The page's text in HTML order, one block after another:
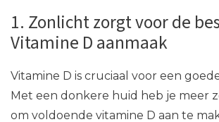
1. Zonlicht zorgt voor de
Vitamine D aanmaak
Vitamine D is cruciaal voor een
Met een donkere huid heb je meer
om voldoende vitamine D aan te